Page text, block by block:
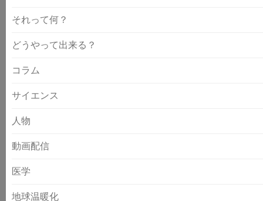
それって何？
どうやって出来る？
コラム
サイエンス
人物
動画配信
医学
地球温暖化